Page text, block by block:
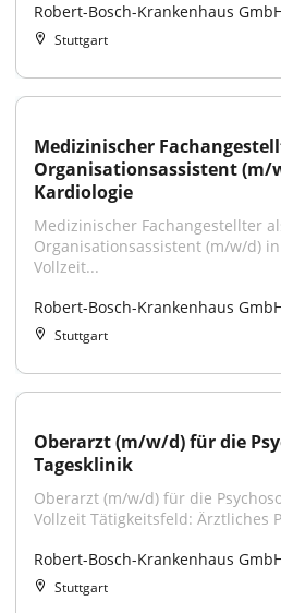
Robert-Bosch-Krankenhaus
Stuttgart
Medizinischer
Organisationsassistent (m/
Kardiologie
Medizinischer Fachangestellter
Organisationsassistent (m/w/d)
Vollzeit...
Robert-Bosch-Krankenhaus
Stuttgart
Oberarzt (m/w/d) für die
Tagesklinik
Oberarzt (m/w/d) für die
Vollzeit Tätigkeitsfeld: Ärztliches
Robert-Bosch-Krankenhaus
Stuttgart